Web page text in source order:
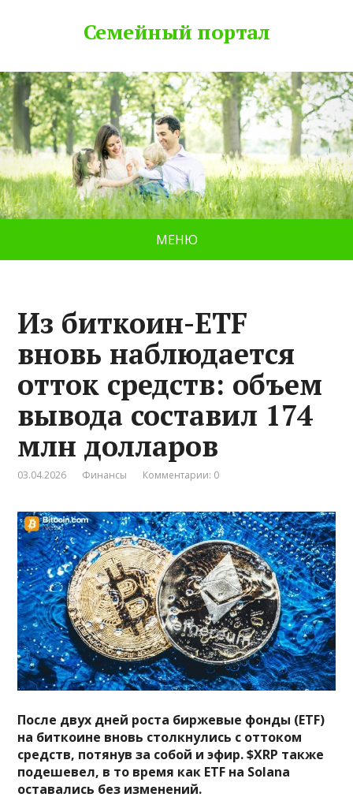
Семейный портал
МЕНЮ
Из биткоин-ETF
вновь наблюдается
отток средств: объем
вывода составил 174
млн долларов
03.04.2026 Финансы Комментарии: 0
После двух дней роста биржевые фонды (ETF)
на биткоине вновь столкнулись с оттоком
средств, потянув за собой и эфир. $XRP также
подешевел, в то время как ETF на Solana
оставались без изменений.